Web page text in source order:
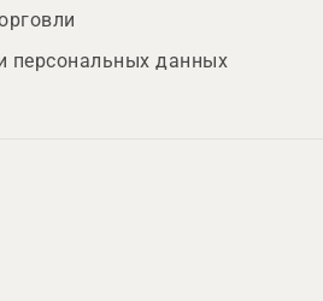
персональных данных